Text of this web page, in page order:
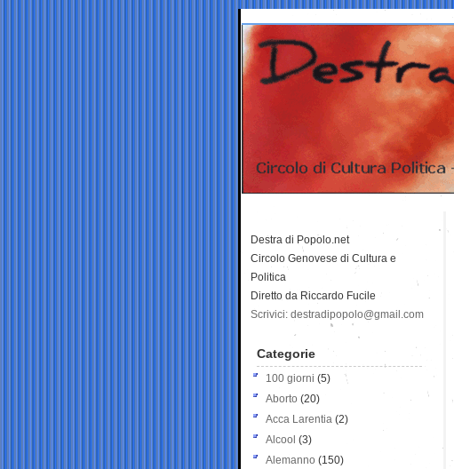
Destra di Popolo.net
Circolo Genovese di Cultura e
Politica
Diretto da Riccardo Fucile
Scrivici: destradipopolo@gmail.com
Categorie
100 giorni (5)
Aborto (20)
Acca Larentia (2)
Alcool (3)
Alemanno (150)